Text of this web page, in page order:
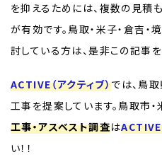
を抑えるためには、複数の見積
が有効です。鳥取・米子・倉吉
討している方は、是非この記事を
ACTIVE（アクティブ）では、鳥
工事を提案しています。鳥取市・
工事・アスベスト調査はACTIVE
い！！